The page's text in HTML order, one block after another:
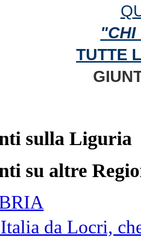
"CHI
TUTTE
sulla Liguria
su altre
da Locri,